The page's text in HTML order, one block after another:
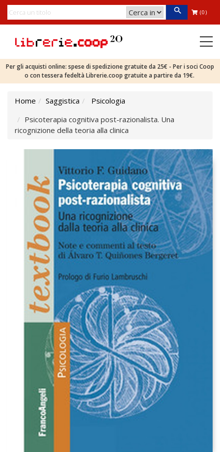
(0)
Per gli acquisti online: spese di spedizione gratuite da 25€ - Per i soci Coop
o con tessera fedeltà Librerie.coop gratuite a partire da 19€.
Home Saggistica
Psicologia
Psicoterapia cognitiva post-razionalista. Una
ricognizione della teoria alla clinica